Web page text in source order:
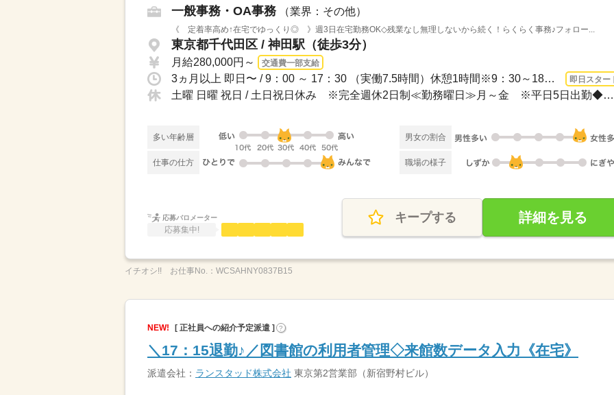
一般事務・OA事務 （業界：その他）
《 定着率高め↑在宅でゆっくり◎ 》週3日在宅勤務OK◇残業なし無理しないから続く！らくらく事務♪フォロー...
東京都千代田区 / 神田駅（徒歩3分）
月給280,000円～ 交通費一部支給
3ヵ月以上 即日〜 / 9：00 ～ 17：30 （実働7.5時間）休憩1時間※9：30～18：00／10：0... 即日スター
土曜 日曜 祝日 / 土日祝日休み ※完全週休2日制≪勤務曜日≫月～金 ※平日5日出勤◆週5...
多い年齢層 男女の割合
仕事の仕方 職場の様子
応募バロメーター
応募集中!
キープする 詳細を見る
イチオシ!! お仕事No.： WCSAHNY0837B15
NEW! [ 正社員への紹介予定派遣 ] ?
＼17：15退勤♪／図書館の利用者管理◇来館数データ入力《在宅》
派遣会社： ランスタッド株式会社 東京第2営業部（新宿野村ビル）